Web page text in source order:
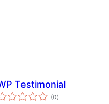
Testimonial
(0total
de
)